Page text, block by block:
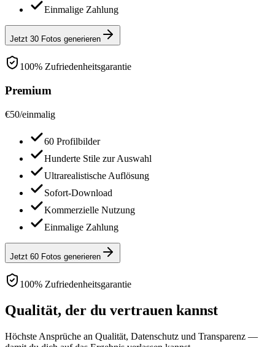
Einmalige Zahlung
Jetzt 30 Fotos generieren
100% Zufriedenheitsgarantie
Premium
€50/einmalig
60 Profilbilder
Hunderte Stile zur Auswahl
Ultrarealistische Auflösung
Sofort-Download
Kommerzielle Nutzung
Einmalige Zahlung
Jetzt 60 Fotos generieren
100% Zufriedenheitsgarantie
Qualität, der du vertrauen kannst
Höchste Ansprüche an Qualität, Datenschutz und Transparenz —